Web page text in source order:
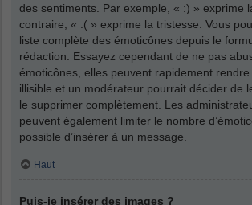
des sentiments. Par exemple, « :) » exprime
contraire, « :( » exprime la tristesse. Vous
liste complète des émoticônes depuis le
rédaction. Essayez cependant de ne pas
émoticônes, elles peuvent rapidement
illisible et un modérateur pourrait décider de
le supprimer complètement. Les
peuvent également limiter le nombre
possible d’insérer à un message.
Haut
Puis-je insérer des images ?